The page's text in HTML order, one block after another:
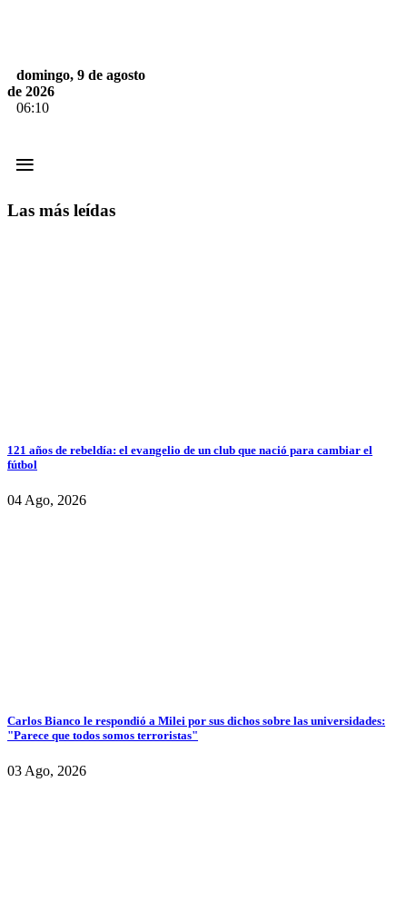
domingo, 9 de agosto
de 2026
06:10
≡
Las más leídas
121 años de rebeldía: el evangelio de un club que nació para cambiar el
fútbol
04 Ago, 2026
Carlos Bianco le respondió a Milei por sus dichos sobre las universidades:
"Parece que todos somos terroristas"
03 Ago, 2026